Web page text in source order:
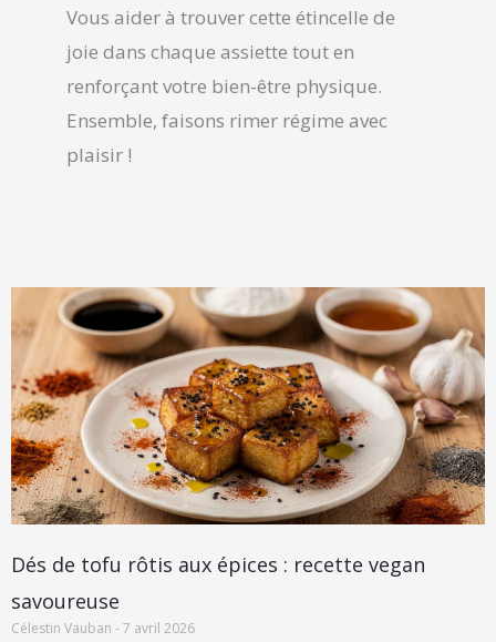
Vous aider à trouver cette étincelle de
joie dans chaque assiette tout en
renforçant votre bien-être physique.
Ensemble, faisons rimer régime avec
plaisir !
Dés de tofu rôtis aux épices : recette vegan
savoureuse
Célestin Vauban 7 avril 2026